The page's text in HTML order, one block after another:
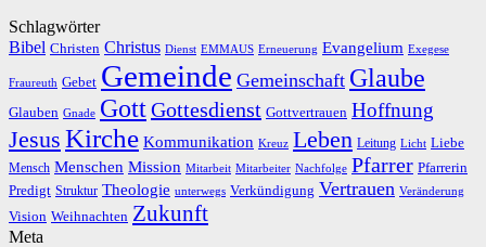
Schlagwörter
Bibel Christen Christus Dienst EMMAUS Erneuerung Evangelium Exegese
Fraureuth Gebet Gemeinde Gemeinschaft Glaube
Glauben Gnade GottGottesdienst Gottvertrauen Hoffnung
Jesus Kirche Kommunikation Kreuz Leben Leitung Licht Liebe
Mensch Menschen Mission Mitarbeit Mitarbeiter Nachfolge Pfarrer Pfarrerin
Predigt Struktur Theologie unterwegs Verkündigung Vertrauen Veränderung
Vision Weihnachten Zukunft
Meta